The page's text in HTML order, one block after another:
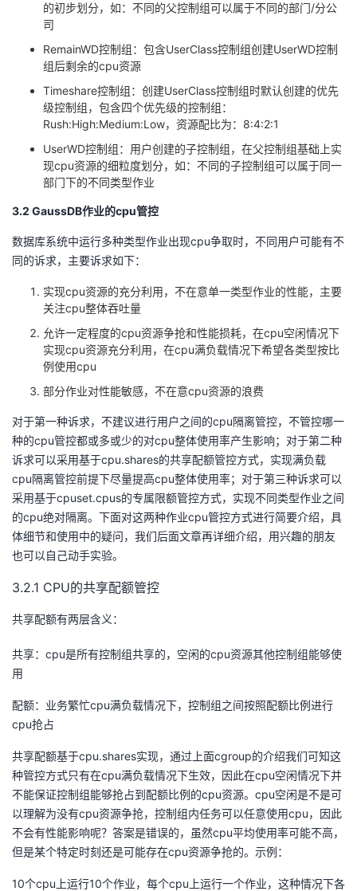
的初步划分，如：不同的父控制组可以属于不同的部门/分公
司
RemainWD控制组：包含UserClass控制组创建UserWD控制
组后剩余的cpu资源
Timeshare控制组：创建UserClass控制组时默认创建的优先
级控制组，包含四个优先级的控制组：
Rush:High:Medium:Low，资源配比为：8:4:2:1
UserWD控制组：用户创建的子控制组，在父控制组基础上实
现cpu资源的细粒度划分，如：不同的子控制组可以属于同一
部门下的不同类型作业
3.2 GaussDB作业的cpu管控
数据库系统中运行多种类型作业出现cpu争取时，不同用户可能有不
同的诉求，主要诉求如下：
实现cpu资源的充分利用，不在意单一类型作业的性能，主要
关注cpu整体吞吐量
允许一定程度的cpu资源争抢和性能损耗，在cpu空闲情况下
实现cpu资源充分利用，在cpu满负载情况下希望各类型按比
例使用cpu
部分作业对性能敏感，不在意cpu资源的浪费
对于第一种诉求，不建议进行用户之间的cpu隔离管控，不管控哪一
种的cpu管控都或多或少的对cpu整体使用率产生影响；对于第二种
诉求可以采用基于cpu.shares的共享配额管控方式，实现满负载
cpu隔离管控前提下尽量提高cpu整体使用率；对于第三种诉求可以
采用基于cpuset.cpus的专属限额管控方式，实现不同类型作业之间
的cpu绝对隔离。下面对这两种作业cpu管控方式进行简要介绍，具
体细节和使用中的疑问，我们后面文章再详细介绍，用兴趣的朋友
也可以自己动手实验。
3.2.1 CPU的共享配额管控
共享配额有两层含义：
共享：cpu是所有控制组共享的，空闲的cpu资源其他控制组能够使
用
配额：业务繁忙cpu满负载情况下，控制组之间按照配额比例进行
cpu抢占
共享配额基于cpu.shares实现，通过上面cgroup的介绍我们可知这
种管控方式只有在cpu满负载情况下生效，因此在cpu空闲情况下并
不能保证控制组能够抢占到配额比例的cpu资源。cpu空闲是不是可
以理解为没有cpu资源争抢，控制组内任务可以任意使用cpu，因此
不会有性能影响呢？答案是错误的，虽然cpu平均使用率可能不高，
但是某个特定时刻还是可能存在cpu资源争抢的。示例：
10个cpu上运行10个作业，每个cpu上运行一个作业，这种情况下各